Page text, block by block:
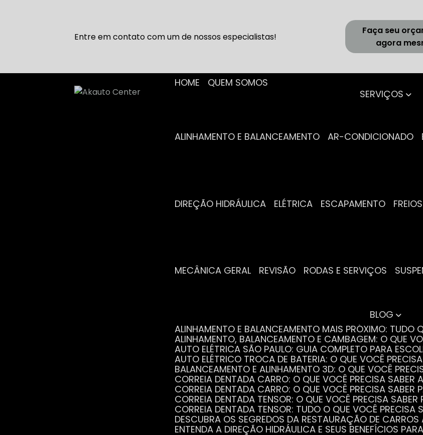
Entre em contato com um de nossos especialistas!
Faça seu
agora
HOME
QUEM SOMOS
SERVIÇOS
ALINHAMENTO E BALANCEAMENTO AR-CONDICIONADO
DIREÇÃO HIDRÁULICA ELÉTRICA ESCAPAMENTO FREIOS
MECÂNICA GERAL REVISÃO RODAS E SERVIÇOS
BLOG
ALINHAMENTO E BALANCEAMENTO MAIS PRÓXIMO: TUDO
ALINHAMENTO, BALANCEAMENTO E CAMBAGEM: O QUE
AUTO ELÉTRICA SÃO PAULO: GUIA COMPLETO PARA
AUTO ELÉTRICO TROCA DE BATERIA: O QUE VOCÊ
BALANCEAMENTO E ALINHAMENTO 3D: O QUE VOCÊ
CORREIA DENTADA CARRO: O QUE VOCÊ PRECISA SABER
CORREIA DENTADA CARRO: O QUE VOCÊ PRECISA SABER
CORREIA DENTADA TENSOR: O QUE VOCÊ PRECISA
CORREIA DENTADA TENSOR: TUDO O QUE VOCÊ PRECISA
DESCUBRA OS SEGREDOS DA RESTAURAÇÃO DE
ENTENDA A DIREÇÃO HIDRÁULICA E SEUS BENEFÍCIOS